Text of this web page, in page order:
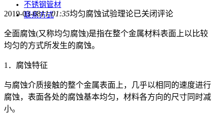
不锈钢管材
联系方式
2019-03-0811:01:35均匀腐蚀试验理论已关闭评论
全面腐蚀(又称均匀腐蚀)是指在整个金属材料表面上以比较
均匀的方式所发生的腐蚀。
1．腐蚀特征
与腐蚀介质接触的整个金属表面上，几乎以相同的速度进行
腐蚀，表面各处的腐蚀基本均匀，材料各方向的尺寸同时减
小。